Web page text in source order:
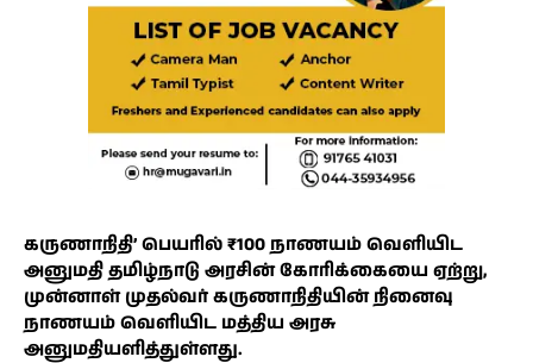
கருணாநிதி’ பெயரில் ₹100 நாணயம் வெளியிட
அனுமதி தமிழ்நாடு அரசின் கோரிக்கையை ஏற்று,
முன்னாள் முதல்வர் கருணாநிதியின் நினைவு
நாணயம் வெளியிட மத்திய அரசு
அனுமதியளித்துள்ளது.